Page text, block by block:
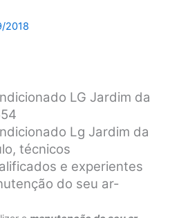
2018
LG Jardim da
Lg Jardim da
técnicos
e experientes
do seu ar-